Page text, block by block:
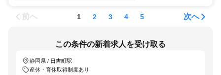
前へ 1 2 3 4 5 次へ
この条件の新着求人を受け取る
静岡県 / 日吉町駅
産休・育休取得制度あり